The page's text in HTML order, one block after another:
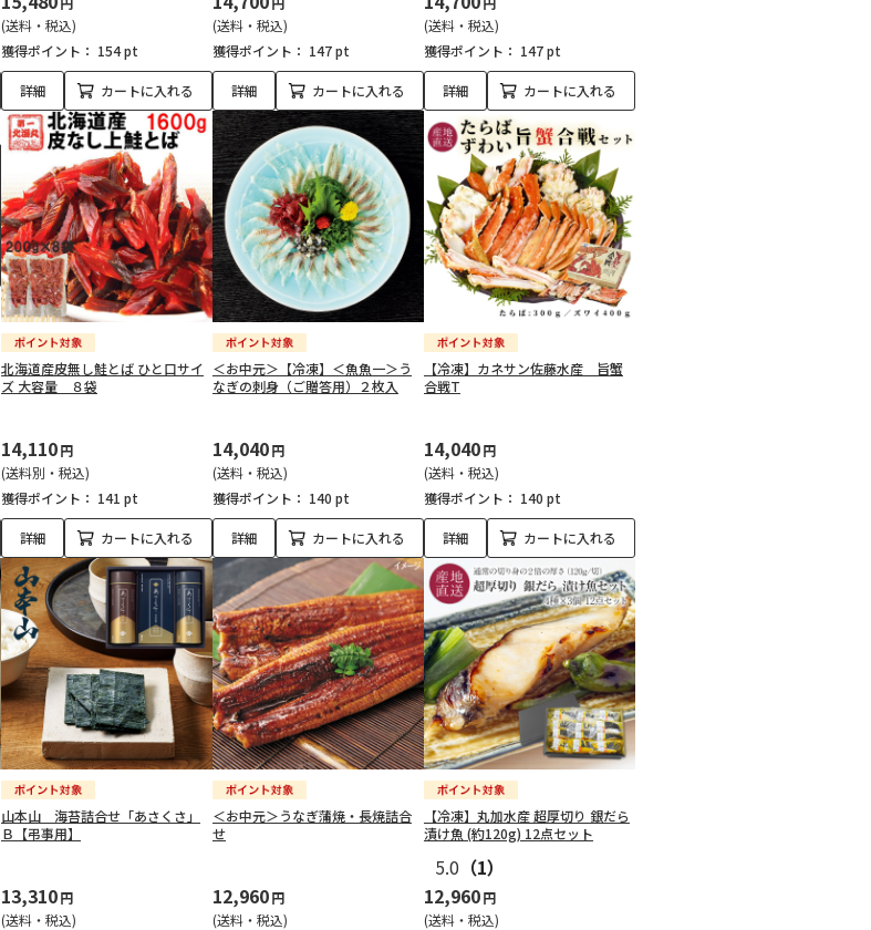
(送料・税込)
獲得ポイント： 154 pt
詳細 カートに入れる
(送料・税込)
獲得ポイント： 147 pt
詳細 カートに入れる
(送料・税込)
獲得ポイント： 147 pt
詳細 カートに入れる
北海道産皮無し鮭とば ひと口サイ
ズ 大容量 ８袋
14,110円
(送料別・税込)
獲得ポイント： 141 pt
詳細 カートに入れる
＜お中元＞【冷凍】＜魚魚一＞う
なぎの刺身（ご贈答用）２枚入
14,040円
(送料・税込)
獲得ポイント： 140 pt
詳細 カートに入れる
【冷凍】カネサン佐藤水産 旨蟹
合戦T
14,040円
(送料・税込)
獲得ポイント： 140 pt
詳細 カートに入れる
山本山 海苔詰合せ「あさくさ」
Ｂ【弔事用】
13,310円
(送料・税込)
＜お中元＞うなぎ蒲焼・長焼詰合
せ
12,960円
(送料・税込)
【冷凍】丸加水産 超厚切り 銀だら
漬け魚 (約120g) 12点セット
5.0 （1）
12,960円
(送料・税込)